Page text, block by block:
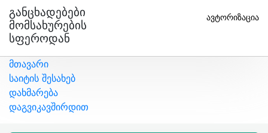
Განცხადებები
Მომსახურების
Სფეროდან
ავტორიზაცია
მთავარი
საიტის შესახებ
დახმარება
დაგვიკავშირდით